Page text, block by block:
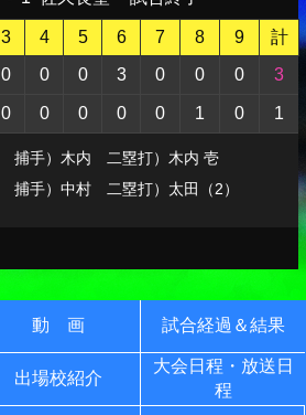
3 4 5 6 7 8 9
計
0 0 0 3 0 0 0 3
0 0 0 0 0 1 0 1
捕手）木内 二塁打）木内 壱
捕手）中村 二塁打）太田（2）
動 画 試合経過＆結果
出場校紹介
大会日程・放送日
程